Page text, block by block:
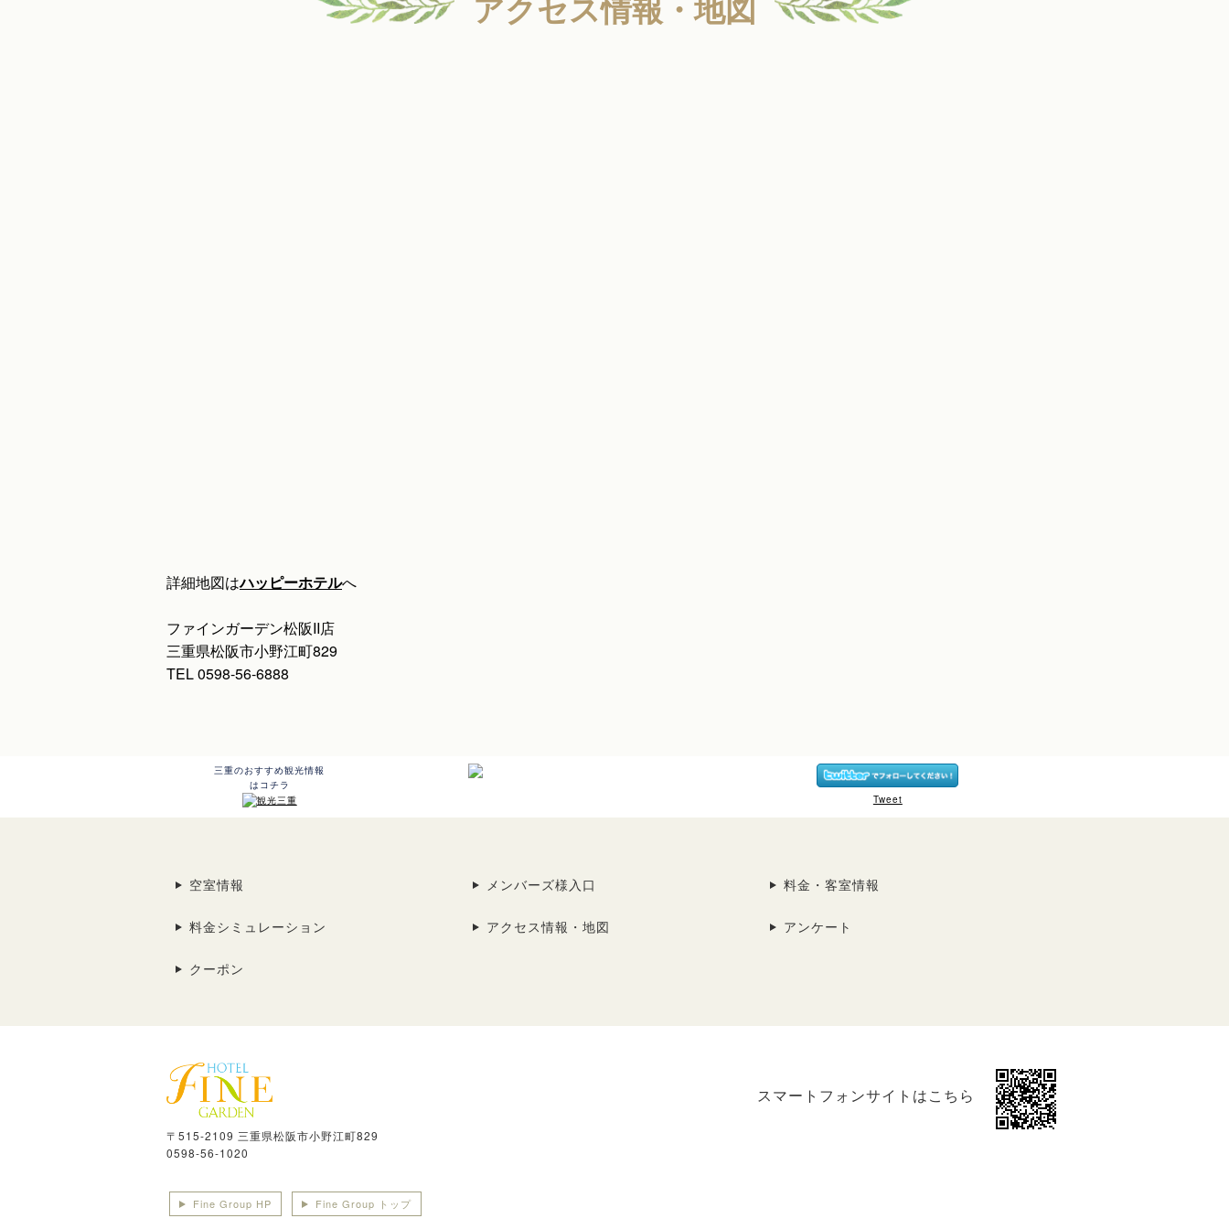
詳細地図はハッピーホテルへ
ファインガーデン松阪II店
三重県松阪市小野江町829
TEL 0598-56-6888
三重のおすすめ観光情報
はコチラ
Tweet
空室情報 メンバーズ様入口 料金・客室情報
料金シミュレーション アクセス情報・地図 アンケート
クーポン
〒515-2109 三重県松阪市小野江町829
0598-56-1020
スマートフォンサイトはこちら
Fine Group HP Fine Group トップ